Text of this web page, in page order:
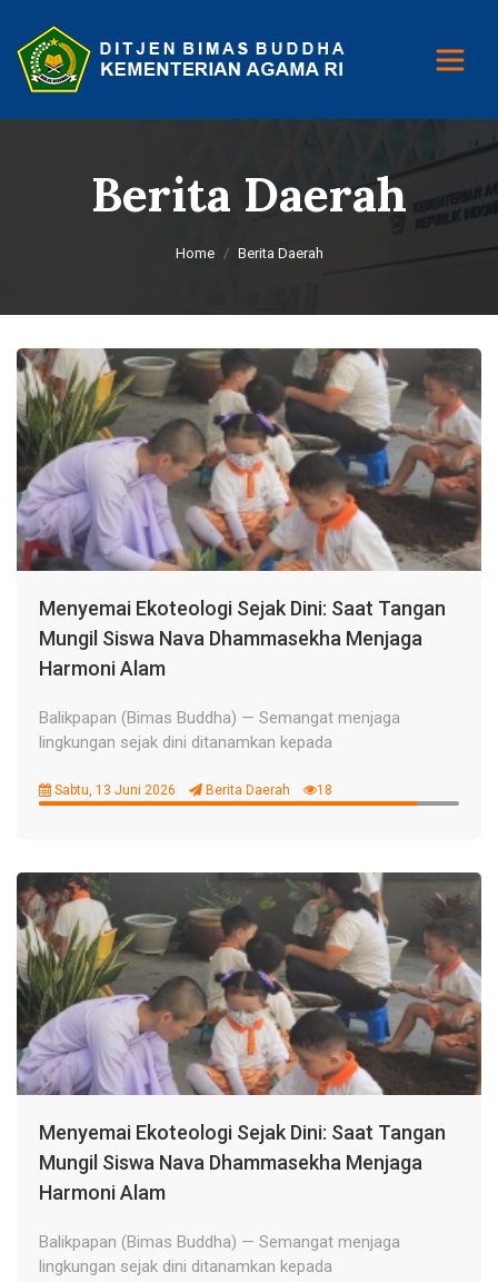
Berita Daerah
Home Berita Daerah
Menyemai Ekoteologi Sejak Dini: Saat Tangan
Mungil Siswa Nava Dhammasekha Menjaga
Harmoni Alam
Balikpapan (Bimas Buddha) — Semangat menjaga
lingkungan sejak dini ditanamkan kepada
Sabtu, 13 Juni 2026 Berita Daerah 18
Menyemai Ekoteologi Sejak Dini: Saat Tangan
Mungil Siswa Nava Dhammasekha Menjaga
Harmoni Alam
Balikpapan (Bimas Buddha) — Semangat menjaga
lingkungan sejak dini ditanamkan kepada